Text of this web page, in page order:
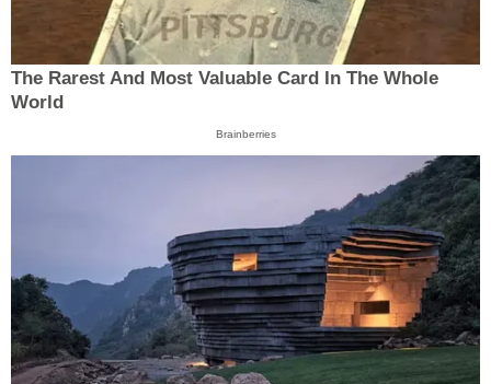
The Rarest And Most Valuable Card In The Whole
World
Brainberries